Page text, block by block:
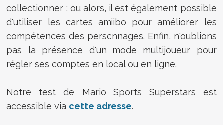
collectionner ; ou alors, il est également possible
d'utiliser les cartes amiibo pour améliorer les
compétences des personnages. Enfin, n'oublions
pas la présence d'un mode multijoueur pour
régler ses comptes en local ou en ligne.
Notre test de Mario Sports Superstars est
accessible via cette adresse.